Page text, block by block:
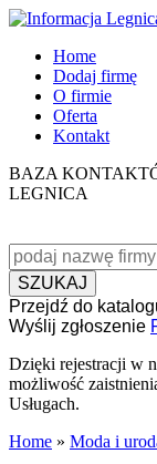
Home
Dodaj firmę
O firmie
Oferta
Kontakt
BAZA
LEGNICA
SZUKAJ
Przejdź do
Wyślij zgłoszenie
Dzięki rejestracji w
możliwość
Usługach.
Home » Moda i